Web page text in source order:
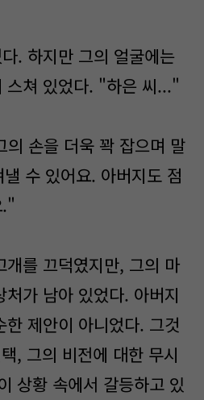
. 하지만 그의 얼굴에는
스쳐 있었다. "하은 씨..."
손을 더욱 꽉 잡으며 말
수 있어요. 아버지도 점
개를 끄덕였지만, 그의 마
가 남아 있었다. 아버지
제안이 아니었다. 그것
, 그의 비전에 대한 무시
상황 속에서 갈등하고 있